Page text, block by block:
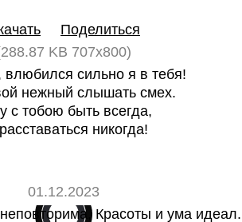
Поделиться
KB 707x800)
влюбился сильно я в тебя!
нежный слышать смех.
с тобою быть всегда,
никогда!
01.12.2023